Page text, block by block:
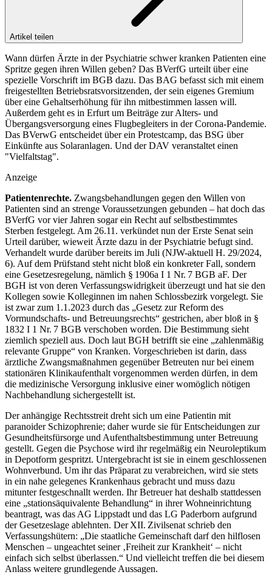
Artikel teilen
Wann dürfen Ärzte in der Psychiatrie schwer kranken Patienten eine
Spritze gegen ihren Willen geben? Das BVerfG urteilt über eine
spezielle Vorschrift im BGB dazu. Das BAG befasst sich mit einem
freigestellten Betriebsratsvorsitzenden, der sein eigenes Gremium
über eine Gehaltserhöhung für ihn mitbestimmen lassen will.
Außerdem geht es in Erfurt um Beiträge zur Alters- und
Übergangsversorgung eines Flugbegleiters in der Corona-Pandemie.
Das BVerwG entscheidet über ein Protestcamp, das BSG über
Einkünfte aus Solaranlagen. Und der DAV veranstaltet einen
"Vielfaltstag".
Anzeige
Patientenrechte. Zwangsbehandlungen gegen den Willen von
Patienten sind an strenge Voraussetzungen gebunden – hat doch das
BVerfG vor vier Jahren sogar ein Recht auf selbstbestimmtes
Sterben festgelegt. Am 26.11. verkündet nun der Erste Senat sein
Urteil darüber, wieweit Ärzte dazu in der Psychiatrie befugt sind.
Verhandelt wurde darüber bereits im Juli (NJW-aktuell H. 29/2024,
6). Auf dem Prüfstand steht nicht bloß ein konkreter Fall, sondern
eine Gesetzesregelung, nämlich § 1906a I 1 Nr. 7 BGB aF. Der
BGH ist von deren Verfassungswidrigkeit überzeugt und hat sie den
Kollegen sowie Kolleginnen im nahen Schlossbezirk vorgelegt. Sie
ist zwar zum 1.1.​2023 durch das „Gesetz zur Reform des
Vormundschafts- und Betreuungsrechts“ gestrichen, aber bloß in §
1832 I 1 Nr. 7 BGB verschoben worden. Die Bestimmung sieht
ziemlich speziell aus. Doch laut BGH betrifft sie eine „zahlenmäßig
relevante Gruppe“ von Kranken. Vorgeschrieben ist darin, dass
ärztliche Zwangsmaßnahmen gegenüber Betreuten nur bei einem
stationären Klinikaufenthalt vorgenommen werden dürfen, in dem
die medizinische Versorgung inklusive einer womöglich nötigen
Nachbehandlung sichergestellt ist.
Der anhängige Rechtsstreit dreht sich um eine Patientin mit
paranoider Schizophrenie; daher wurde sie für Entscheidungen zur
Gesundheitsfürsorge und Aufenthaltsbestimmung unter Betreuung
gestellt. Gegen die Psychose wird ihr regelmäßig ein Neuroleptikum
in Depotform gespritzt. Untergebracht ist sie in einem geschlossenen
Wohnverbund. Um ihr das Präparat zu verabreichen, wird sie stets
in ein nahe gelegenes Krankenhaus gebracht und muss dazu
mitunter festgeschnallt werden. Ihr Betreuer hat deshalb stattdessen
eine „stationsäquivalente Behandlung“ in ihrer Wohneinrichtung
beantragt, was das AG Lippstadt und das LG Paderborn aufgrund
der Gesetzeslage ablehnten. Der XII. Zivilsenat schrieb den
Verfassungshütern: „Die staatliche Gemeinschaft darf den hilflosen
Menschen – ungeachtet seiner ‚Freiheit zur Krankheit‘ – nicht
einfach sich selbst überlassen.“ Und vielleicht treffen die bei diesem
Anlass weitere grundlegende Aussagen.